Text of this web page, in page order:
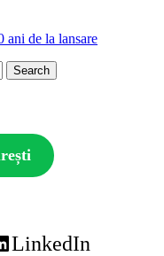
ani de la lansare
LinkedIn